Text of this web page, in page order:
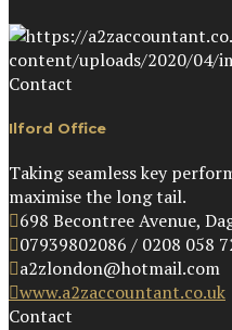
Contact
Ilford Office
Taking seamless key
maximise the long tail.
698 Becontree Avenue,
07939802086 / 0208 058
a2zlondon@hotmail.com
www.a2zaccountant.co.uk
Contact